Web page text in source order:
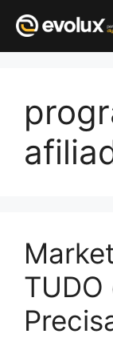
conteúdo
TUDO